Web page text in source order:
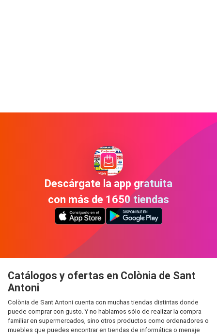
Descárgate la app gratuita
con más de 1650 tiendas
Catálogos y ofertas en Colònia de Sant
Antoni
Colònia de Sant Antoni cuenta con muchas tiendas distintas donde
puede comprar con gusto. Y no hablamos sólo de realizar la compra
familiar en supermercados, sino otros productos como ordenadores o
muebles que puedes encontrar en tiendas de informática o menaje